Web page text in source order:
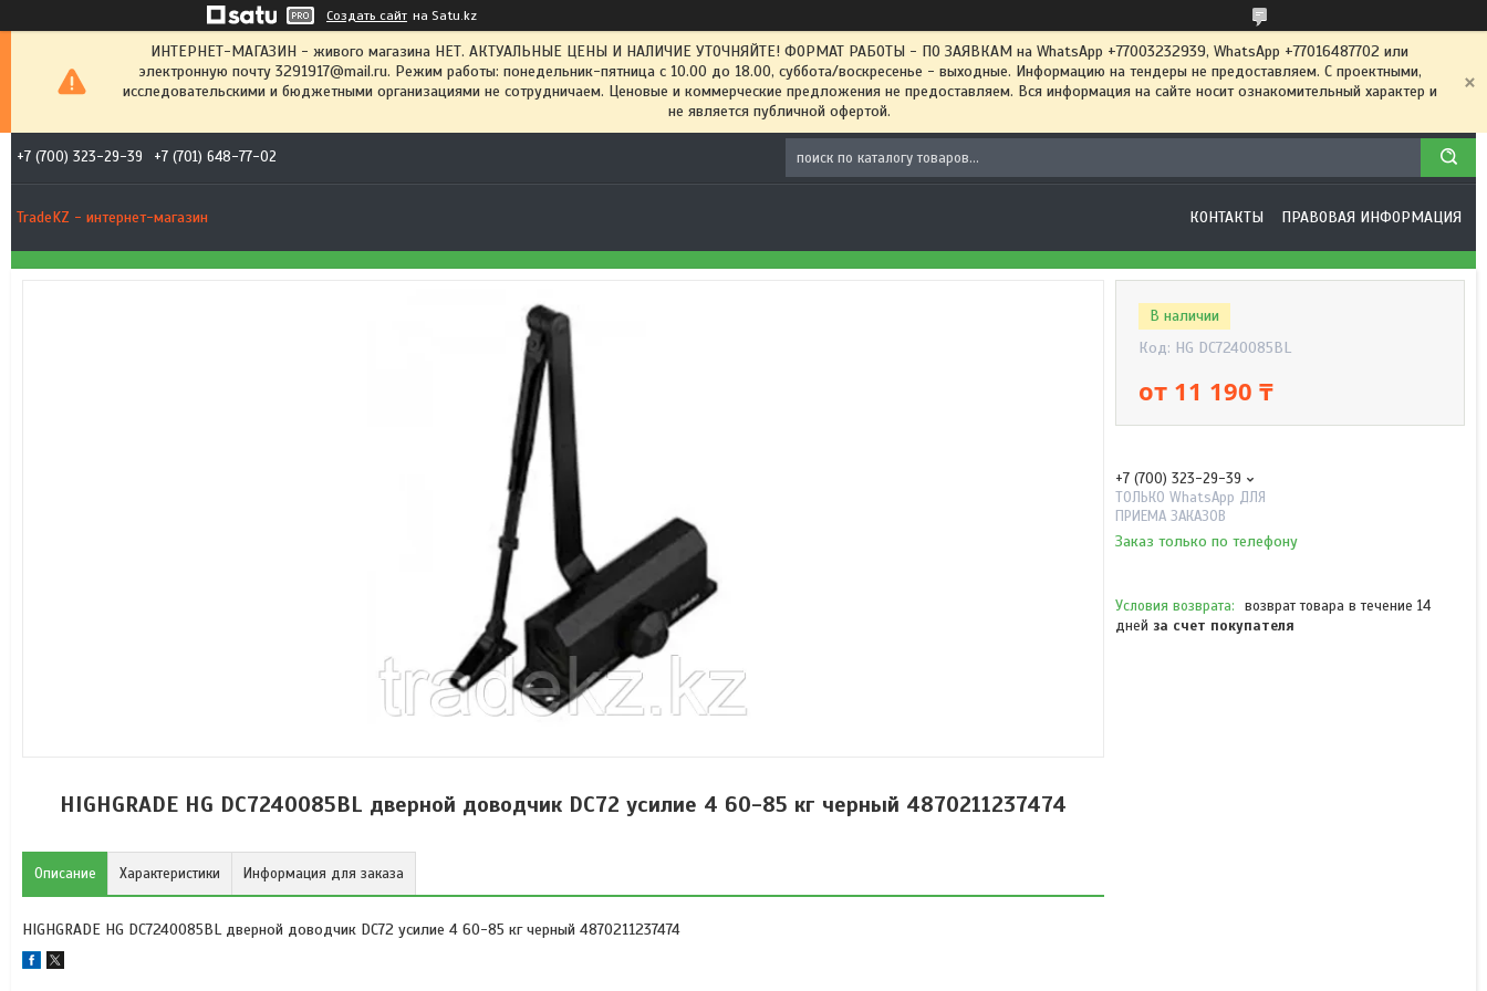
Создать сайт на Satu.kz
ИНТЕРНЕТ-МАГАЗИН - живого магазина НЕТ. АКТУАЛЬНЫЕ ЦЕНЫ И НАЛИЧИЕ УТОЧНЯЙТЕ! ФОРМАТ РАБОТЫ - ПО ЗАЯВКАМ на WhatsApp +77003232939, WhatsApp +77016487702 или
электронную почту 3291917@mail.ru. Режим работы: понедельник-пятница с 10.00 до 18.00, суббота/воскресенье - выходные. Информацию на тендеры не предоставляем. С проектными,
исследовательскими и бюджетными организациями не сотрудничаем. Ценовые и коммерческие предложения не предоставляем. Вся информация на сайте носит ознакомительный характер и
не является публичной офертой.
+7 (700) 323-29-39 +7 (701) 648-77-02
TradeKZ - интернет-магазин КОНТАКТЫ ПРАВОВАЯ ИНФОРМАЦИЯ
HIGHGRADE HG DC7240085BL дверной доводчик DC72 усилие 4 60-85 кг черный 4870211237474
Описание Характеристики Информация для заказа
HIGHGRADE HG DC7240085BL дверной доводчик DC72 усилие 4 60-85 кг черный 4870211237474
В наличии
Код: HG DC7240085BL
от 11 190 ₸
+7 (700) 323-29-39
ТОЛЬКО WhatsApp ДЛЯ
ПРИЕМА ЗАКАЗОВ
Заказ только по телефону
возврат товара в течение 14
дней за счет покупателя